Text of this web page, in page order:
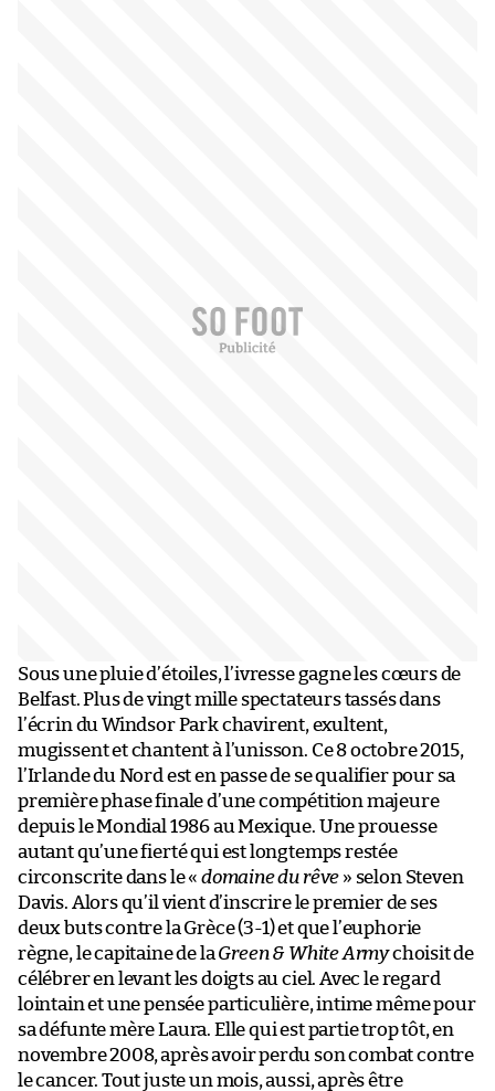
Sous une pluie d’étoiles, l’ivresse gagne les cœurs de
Belfast. Plus de vingt mille spectateurs tassés dans
l’écrin du Windsor Park chavirent, exultent,
mugissent et chantent à l’unisson. Ce 8 octobre 2015,
l’Irlande du Nord est en passe de se qualifier pour sa
première phase finale d’une compétition majeure
depuis le Mondial 1986 au Mexique. Une prouesse
autant qu’une fierté qui est longtemps restée
circonscrite dans le « domaine du rêve » selon Steven
Davis. Alors qu’il vient d’inscrire le premier de ses
deux buts contre la Grèce (3-1) et que l’euphorie
règne, le capitaine de la Green & White Armychoisit de
célébrer en levant les doigts au ciel. Avec le regard
lointain et une pensée particulière, intime même pour
sa défunte mère Laura. Elle qui est partie trop tôt, en
novembre 2008, après avoir perdu son combat contre
le cancer. Tout juste un mois, aussi, après être